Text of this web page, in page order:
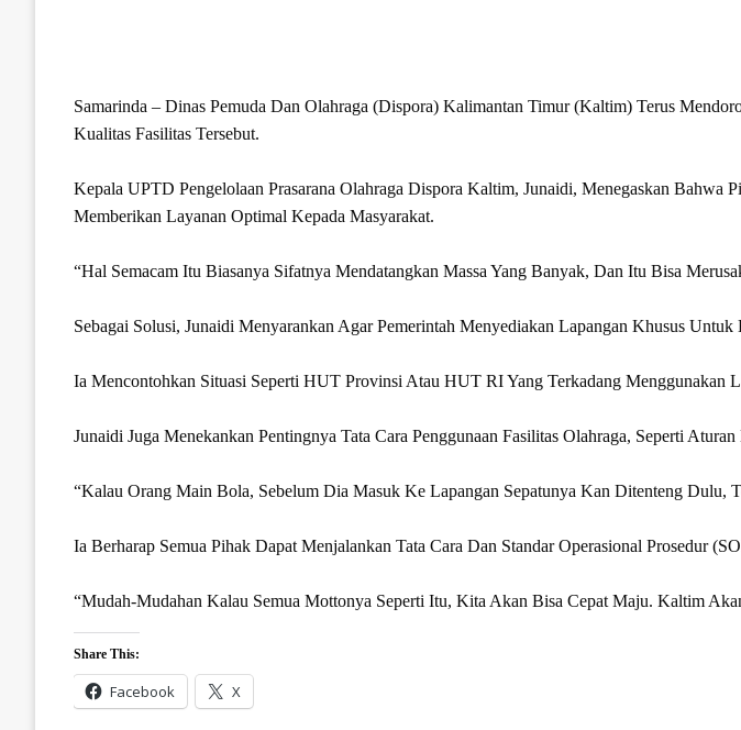
Samarinda – Dinas Pemuda Dan Olahraga (Dispora) Kalimantan Timur (Kaltim) Terus
Kualitas Fasilitas Tersebut.
Kepala UPTD Pengelolaan Prasarana Olahraga Dispora Kaltim, Junaidi, Menegaskan
Memberikan Layanan Optimal Kepada Masyarakat.
“Hal Semacam Itu Biasanya Sifatnya Mendatangkan Massa Yang Banyak, Dan Itu Bisa
Sebagai Solusi, Junaidi Menyarankan Agar Pemerintah Menyediakan Lapangan Khusus
Ia Mencontohkan Situasi Seperti HUT Provinsi Atau HUT RI Yang Terkadang Menggunakan
Junaidi Juga Menekankan Pentingnya Tata Cara Penggunaan Fasilitas Olahraga, Seperti
“Kalau Orang Main Bola, Sebelum Dia Masuk Ke Lapangan Sepatunya Kan Ditenteng Dulu,
Ia Berharap Semua Pihak Dapat Menjalankan Tata Cara Dan Standar Operasional Prosedur
“Mudah-Mudahan Kalau Semua Mottonya Seperti Itu, Kita Akan Bisa Cepat Maju. Kaltim
Share This:
Facebook X